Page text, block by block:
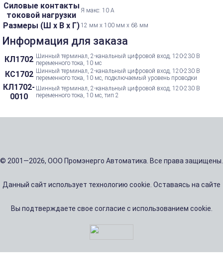
Силовые контакты
токовой нагрузки
Я макс: 10 А
Размеры (Ш х В х Г)12 мм x 100 мм x 68 мм
Информация для заказа
КЛ1702 Шинный терминал, 2-канальный цифровой вход, 120-230 В
переменного тока, 10 мс
КС1702 Шинный терминал, 2-канальный цифровой вход, 120-230 В
переменного тока, 10 мс, подключаемый уровень проводки
КЛ1702-
0010
Шинный терминал, 2-канальный цифровой вход, 120-230 В
переменного тока, 10 мс, тип 2
© 2001—2026, ООО Промэнерго Автоматика. Все права защищены.
Данный сайт использует технологию cookie. Оставаясь на сайте
Вы подтверждаете свое согласие с использованием cookie.